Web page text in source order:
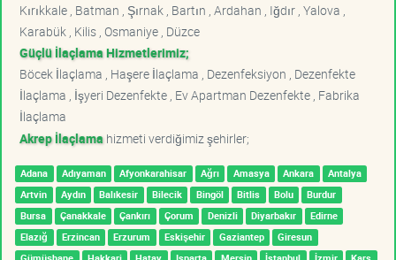
Kırıkkale , Batman , Şırnak , Bartın , Ardahan , Iğdır , Yalova ,
Karabük , Kilis , Osmaniye , Düzce
Güçlü İlaçlama Hizmetlerimiz;
Böcek İlaçlama , Haşere İlaçlama , Dezenfeksiyon , Dezenfekte
İlaçlama , İşyeri Dezenfekte , Ev Apartman Dezenfekte , Fabrika
İlaçlama
Akrep İlaçlama hizmeti verdiğimiz şehirler;
Adana Adıyaman Afyonkarahisar Ağrı Amasya Ankara
Antalya
Artvin
Aydın Balıkesir Bilecik Bingöl Bitlis Bolu
Burdur
Bursa
Çanakkale Çankırı Çorum Denizli Diyarbakır
Edirne
Elazığ
Erzincan Erzurum Eskişehir Gaziantep
Giresun